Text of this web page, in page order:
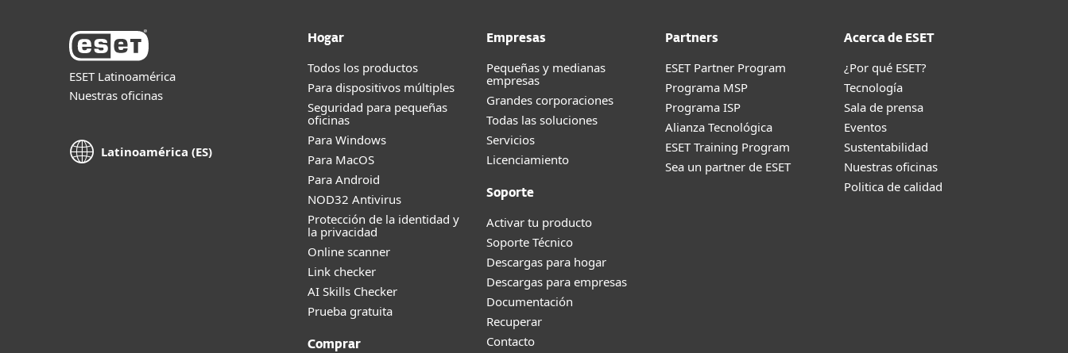
ESET Latinoamérica
Nuestras oficinas
Latinoamérica (ES)
Hogar
Todos los productos
Para dispositivos múltiples
Seguridad para pequeñas
oficinas
Para Windows
Para MacOS
Para Android
NOD32 Antivirus
Protección de la identidad y
la privacidad
Online scanner
Link checker
AI Skills Checker
Prueba gratuita
Comprar
Empresas
Pequeñas y medianas
empresas
Grandes corporaciones
Todas las soluciones
Servicios
Licenciamiento
Soporte
Activar tu producto
Soporte Técnico
Descargas para hogar
Descargas para empresas
Documentación
Recuperar
Contacto
Partners
ESET Partner Program
Programa MSP
Programa ISP
Alianza Tecnológica
ESET Training Program
Sea un partner de ESET
Acerca de ESET
¿Por qué ESET?
Tecnología
Sala de prensa
Eventos
Sustentabilidad
Nuestras oficinas
Politica de calidad